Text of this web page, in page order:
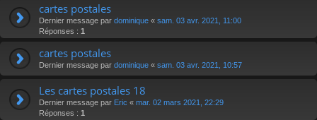
cartes postales
Dernier message par dominique « sam. 03 avr. 2021, 11:00
Réponses : 1
cartes postales
Dernier message par dominique « sam. 03 avr. 2021, 10:57
Les cartes postales 18
Dernier message par Eric « mar. 02 mars 2021, 22:29
Réponses : 1